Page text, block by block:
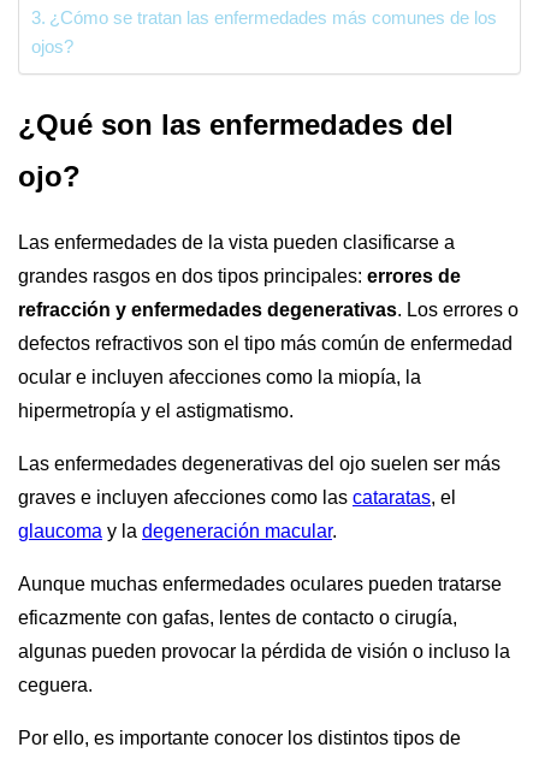
¿Cómo se tratan las enfermedades más comunes de los
ojos?
¿Qué son las enfermedades del
ojo?
Las enfermedades de la vista pueden clasificarse a
grandes rasgos en dos tipos principales: errores de
refracción y enfermedades degenerativas. Los errores o
defectos refractivos son el tipo más común de enfermedad
ocular e incluyen afecciones como la miopía, la
hipermetropía y el astigmatismo.
Las enfermedades degenerativas del ojo suelen ser más
graves e incluyen afecciones como las cataratas, el
glaucoma y la degeneración macular.
Aunque muchas enfermedades oculares pueden tratarse
eficazmente con gafas, lentes de contacto o cirugía,
algunas pueden provocar la pérdida de visión o incluso la
ceguera.
Por ello, es importante conocer los distintos tipos de